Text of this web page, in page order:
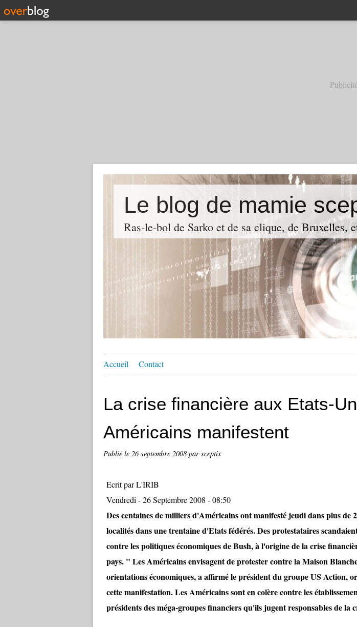
Publicité
Le blog de mamie
Ras-le-bol de Sarko et de sa clique, de Bruxelles,
Accueil Contact
La crise financière aux Etats-
Américains manifestent
Publié le 26 septembre 2008 par sceptix
Ecrit par L'IRIB
Vendredi - 26 Septembre 2008 - 08:50
Des centaines de milliers d'Américains ont manifesté jeudi dans plus de
localités dans une trentaine d'Etats fédérés. Des protestataires
contre les politiques économiques de Bush, à l'origine de la crise
pays. " Les Américains envisagent de protester contre la Maison
orientations économiques, a affirmé le président du groupe US Action,
cette manifestation. Les Américains sont en colère contre les
présidents des méga-groupes financiers qu'ils jugent responsables de la